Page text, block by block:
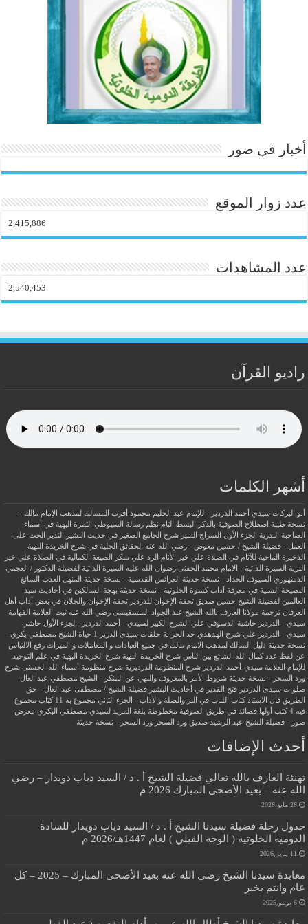
o
m
أخبار في صور
عدد زوار الموقع
2,415,886
عدد المشاهدات
2,540,453
راديو القرآن
أشهر الكلمات
أبو البركات سيدي أحمد الدردير - للإمام عبد الحليم محمود
أقرب المسالك لمذهب الإمام مالك -
نسخة طيبة اصطلاح الصوفية بالذكر البسط التام نظم رسالة السيوطي
الثمرة البهية في أسماء
الصاحبة البدرية
الجزء الأول السراج المنير شرح الجامع الصغير في حديث البشير النذير
الحث على
العمل - فضيلة الشيخ / حسين معوض - رضي الله عنه
الحقائق الجلية في شرح الخريدة البهية
الذخيرة الماحية للآثام في الصلاة علي خير الأنام
الرد علي منكر الصيغة الكمالية في الصلاة علي خير
البرية
السيرة الذاتية - الامام محمد الحفنى رضوان الله عليه
السيرة الذاتية لفضيلة الدكتور / العجمي
الدمنهوري
السيوف الحداد - نسخة حديثة العرائس القدسية - نسخة حديثة
المنهل العذب السائغ
النصيحة السنية في معرفة آداب كسوة الخلوتية - نسخة حديثة بهجة السالكين في أحاديث سيد
العالمين لفضيلة الشيخ حسين صديق
تحفة الإخوان للدردير تحفة الإخوان والخلان في بعض آداب أهل
العرفان ترجمة مولانا العارف بالله الشيخ عبد الجواد المنسفيسى رضي الله عنه ثبت العلامة الفهامة
سيدي - الدردير
حاشية الدسوقي علي الشرح الكبير لسيدي - أحمد الدردير- الجزء الأول حاشي
سيدي - الدردير علي شرح الهدهدي حد الحرابة حلقات سيدى الدرير 1
حياة الشيخ مصطفي بكري -
نسخة حديثة دليل السالك لمذهب الامام مالك في جميع العبادات و المعاملات و الميراث رفع الالتباس
عن لفظ عدد كمال الله الشائع بين الناس شرح الخريدة البهية شرح الخريدة البهية في علم التوحيد
للإمام العلامة سيدي-أحمد الدردير شرح المنظومة الدرديرية شرح منظومة أسماء الله الحسنى شرح
ورد السحر - نسخة حديثة شروط الأمر بالمعروف والنهي عن المنكر - الشيخ مصطفي عبد العال
صلوات سيدى الدردير فتح القدير في أحاديث البشير فضيلة الشيخ / مصطفى عبد العال - حق
الطريق
قال الاستاذ كتاب اللباب في البر والصلة والآداب - الجزء الثاني مجموع به 11 كتاب
مجموع
فيه 4 كتب أولها قصائد في طريق الصوفية
مخطوطة بلغة المريد لسيدي مصطفي البكري معرض
صور - فضيلة الشيخ عبد الرشيد صديق
ورد السحر ورد السحر - نسخة حديثة
أحدث الإضافات
تهنئة العارف بالله تعالي فضيلة الشيخ أ . د / السيد دياب دويدار – رضي
الله عنه – بعيد الأضحى المبارك 2026 م
26 مايو,2026
جدول رحلة فضيلة سيدنا الشيخ أ . د / السيد دياب دويدار للسادة
الدومية الخلوتية ( الوجه القبلي ) لعام 1447هـ/2026 م
11 يناير,2026
معايدة سيدنا الشيخ رضي الله عنه بعيد الأضحى المبارك – 2025 – كل
عام وانتم بخير
6 يونيو,2025